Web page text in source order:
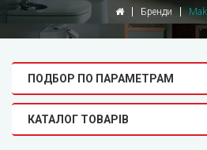
Бренди
ПОДБОР ПО ПАРАМЕТРАМ
КАТАЛОГ ТОВАРІВ